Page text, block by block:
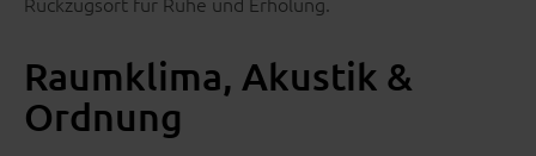
Raumklima, Akustik &
Ordnung